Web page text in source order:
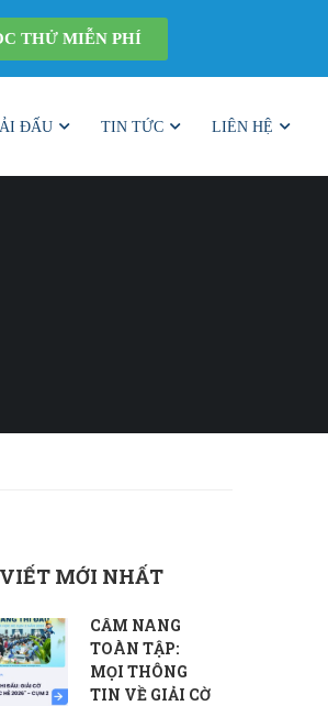
THỬ MIỄN PHÍ
ĐẤU TIN TỨC LIÊN HỆ
MỚI NHẤT
CẨM NANG
TOÀN TẬP:
MỌI THÔNG
TIN VỀ GIẢI CỜ